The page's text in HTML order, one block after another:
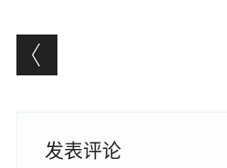
Post
发表评论